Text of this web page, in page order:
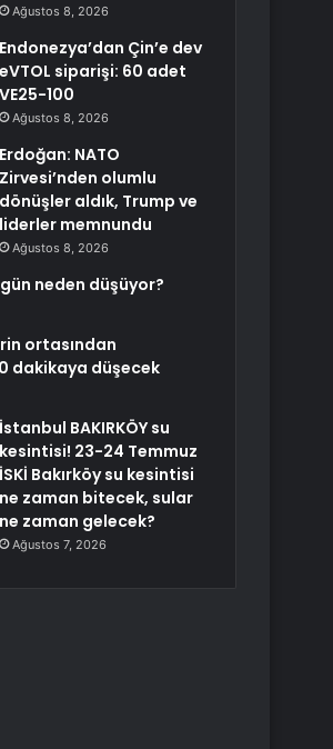
Ağustos 8, 2026
Endonezya’dan Çin’e dev
eVTOL siparişi: 60 adet
VE25-100
Ağustos 8, 2026
Erdoğan: NATO
Zirvesi’nden olumlu
dönüşler aldık, Trump ve
liderler memnundu
Ağustos 8, 2026
neden düşüyor?
ortasından
dakikaya düşecek
İstanbul BAKIRKÖY su
kesintisi! 23-24 Temmuz
İSKİ Bakırköy su kesintisi
ne zaman bitecek, sular
ne zaman gelecek?
Ağustos 7, 2026